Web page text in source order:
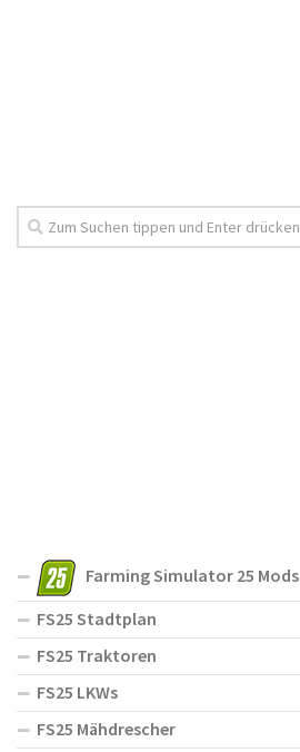
Farming Simulator 25 Mods
FS25 Stadtplan
FS25 Traktoren
FS25 LKWs
FS25 Mähdrescher